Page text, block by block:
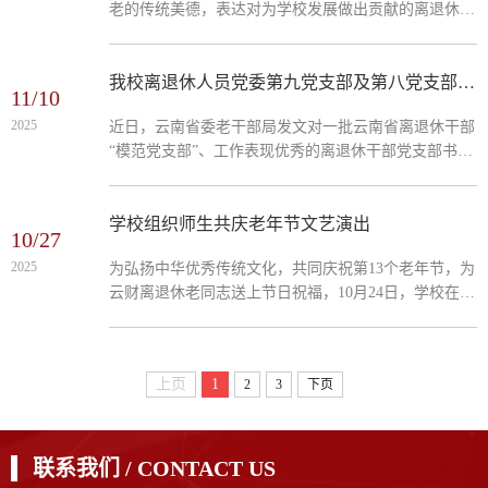
老的传统美德，表达对为学校发展做出贡献的离退休老
26名学校老干部、114名80—89岁高龄老人、35名90岁
节日的真挚祝福和学校的温暖。离退休人员党委书记兼
离退休工作处处长杨秀伟、离退休人员党委副书记兼纪
11/10
2025
我校离退休人员党委第九党支部及第八党支部书记获省委老干部局表扬
近日，云南省委老干部局发文对一批云南省离退休干部
“模范党支部”、工作表现优秀的离退休干部党支部书记
书记陈自强同志获评“优秀离退休干部党支部书记”。学
平总书记关于离退休干部工作的重要指示批示精神和考
察云南重要讲话精神，持续做好离退休干部党的建设工
10/27
2025
学校组织师生共庆老年节文艺演出
为弘扬中华优秀传统文化，共同庆祝第13个老年节，为
云财离退休老同志送上节日祝福，10月24日，学校在北
负责人，商学院、老教协、老书协、部分退休职工以及
翩起舞，她...
上页 1 2 3 下页
联系我们 / CONTACT US